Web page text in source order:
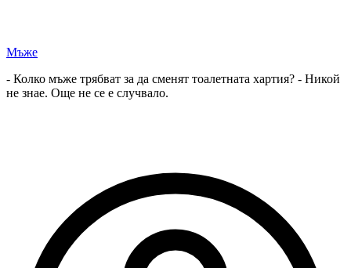
Мъже
- Колко мъже трябват за да сменят тоалетната хартия? - Никой
не знае. Още не се е случвало.